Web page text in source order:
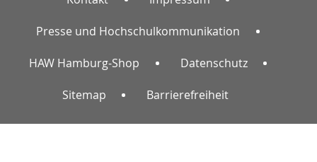
Presse und Hochschulkommunikation
HAW Hamburg-Shop Datenschutz
Sitemap Barrierefreiheit